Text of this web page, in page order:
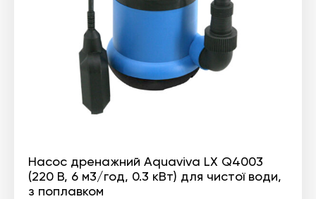
Насос дренажний Aquaviva LX Q4003
(220 В, 6 м3/год, 0.3 кВт) для чистої води,
з поплавком